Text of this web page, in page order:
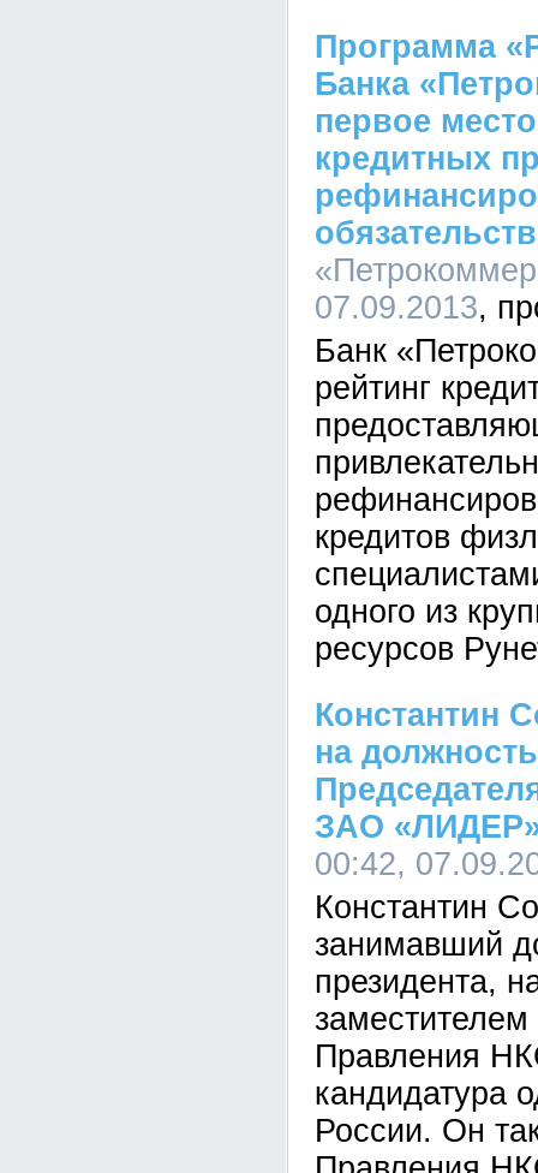
Программа
Банка
первое
кредитных
07.09.2013
Банк
рейтинг
кредитов
одного из
ресурсов
Константин
на
ЗАО
00:42,
Константин
занимавший
президента,
Правления
кандидатура
России. Он